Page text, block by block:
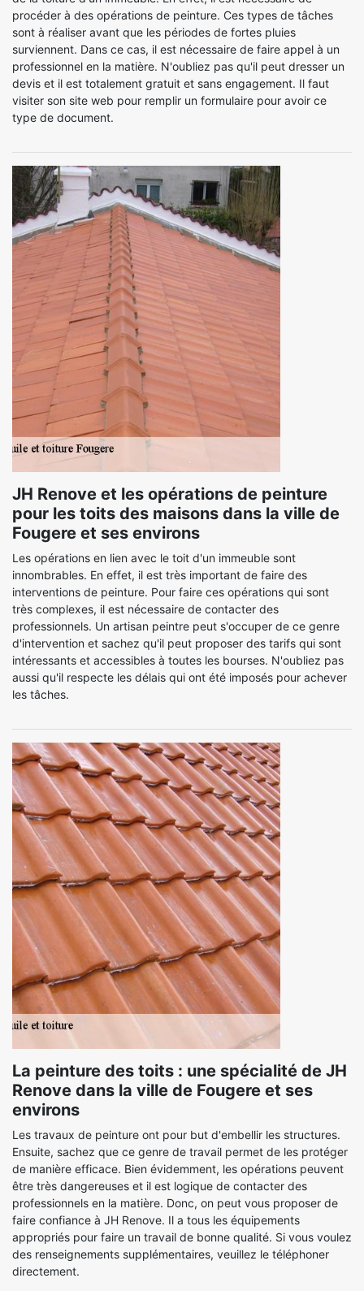
procéder à des opérations de peinture. Ces types de tâches
sont à réaliser avant que les périodes de fortes pluies
surviennent. Dans ce cas, il est nécessaire de faire appel à un
professionnel en la matière. N'oubliez pas qu'il peut dresser un
devis et il est totalement gratuit et sans engagement. Il faut
visiter son site web pour remplir un formulaire pour avoir ce
type de document.
JH Renove et les opérations de peinture
pour les toits des maisons dans la ville de
Fougere et ses environs
Les opérations en lien avec le toit d'un immeuble sont
innombrables. En effet, il est très important de faire des
interventions de peinture. Pour faire ces opérations qui sont
très complexes, il est nécessaire de contacter des
professionnels. Un artisan peintre peut s'occuper de ce genre
d'intervention et sachez qu'il peut proposer des tarifs qui sont
intéressants et accessibles à toutes les bourses. N'oubliez pas
aussi qu'il respecte les délais qui ont été imposés pour achever
les tâches.
La peinture des toits : une spécialité de JH
Renove dans la ville de Fougere et ses
environs
Les travaux de peinture ont pour but d'embellir les structures.
Ensuite, sachez que ce genre de travail permet de les protéger
de manière efficace. Bien évidemment, les opérations peuvent
être très dangereuses et il est logique de contacter des
professionnels en la matière. Donc, on peut vous proposer de
faire confiance à JH Renove. Il a tous les équipements
appropriés pour faire un travail de bonne qualité. Si vous voulez
des renseignements supplémentaires, veuillez le téléphoner
directement.